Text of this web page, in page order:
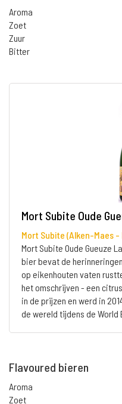
Aroma
Zoet
Zuur
Bitter
Mort Subite Oude
Mort Subite (Alken-Maes -
Mort Subite Oude Gueuze
bier bevat de
op eikenhouten vaten
het omschrijven - een
in de prijzen en werd in
de wereld tijdens de World
Flavoured bieren
Aroma
Zoet